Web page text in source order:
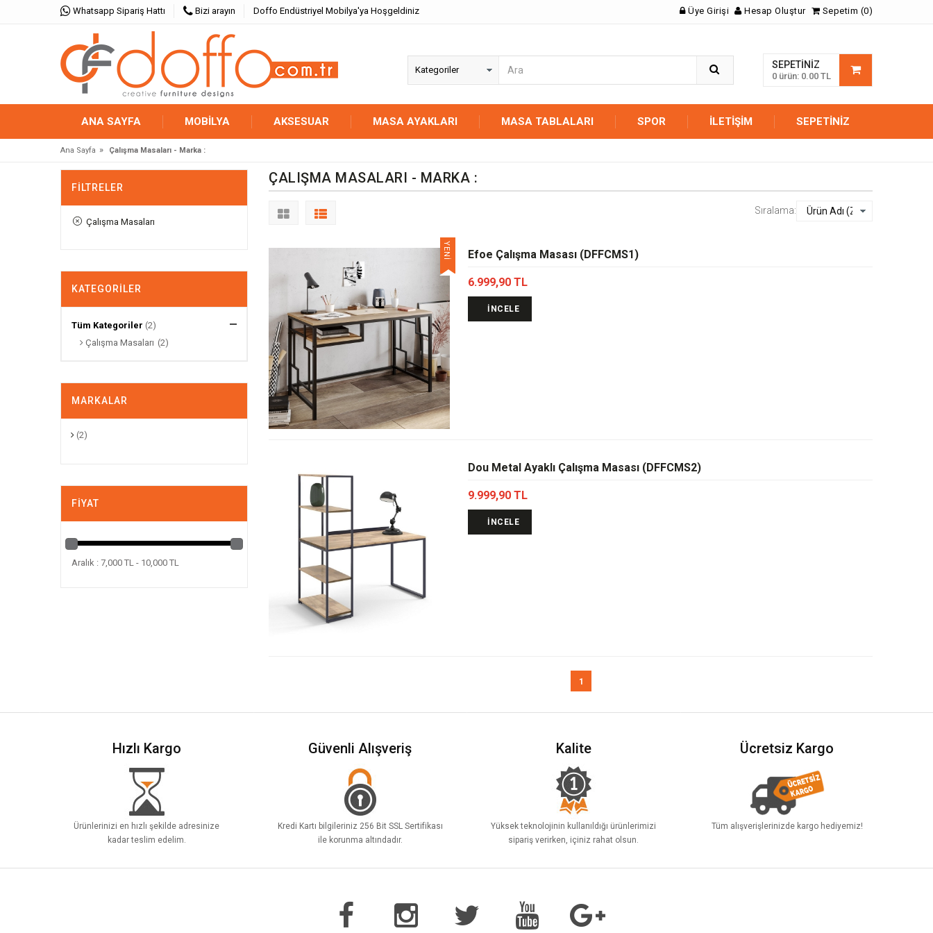
Whatsapp Sipariş Hattı Bizi arayın Doffo Endüstriyel Mobilya'ya Hoşgeldiniz Üye Girişi Hesap Oluştur Sepetim (0)
SEPETINIZ
0 ürün: 0.00 TL
ANA SAYFA MOBİLYA AKSESUAR MASA AYAKLARI MASA TABLALARI SPOR İLETIŞIM SEPETINIZ
Ana Sayfa » Çalışma Masaları - Marka :
ÇALIŞMA MASALARI - MARKA :
Sıralama:
YENİ Efoe Çalışma Masası (DFFCMS1)
6.999,90 TL
İNCELE
Dou Metal Ayaklı Çalışma Masası (DFFCMS2)
9.999,90 TL
İNCELE
1
FILTRELER
Çalışma Masaları
KATEGORILER
Tüm Kategoriler (2)
Çalışma Masaları (2)
MARKALAR
(2)
FIYAT
Aralık : 7,000 TL - 10,000 TL
Hızlı Kargo
Ürünlerinizi en hızlı şekilde adresinize
kadar teslim edelim.
Güvenli Alışveriş
Kredi Kartı bilgileriniz 256 Bit SSL Sertifikası
ile korunma altındadır.
Kalite
Yüksek teknolojinin kullanıldığı ürünlerimizi
sipariş verirken, içiniz rahat olsun.
Ücretsiz Kargo
Tüm alışverişlerinizde kargo hediyemiz!